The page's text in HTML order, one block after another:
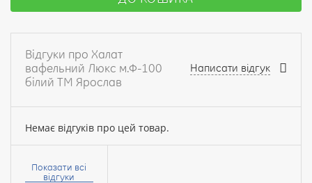
Відгуки про Халат
вафельний Люкс м.Ф-100
білий ТМ Ярослав
Написати відгук
Немає відгуків про цей товар.
Ваше
Показати всі
відгуки